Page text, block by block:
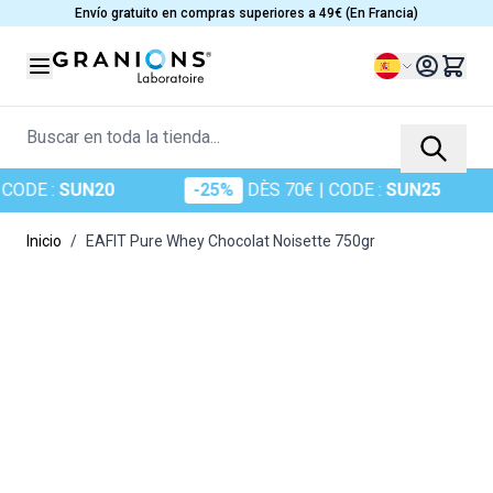
Ir al contenidoEnvío gratuito en compras superiores a 49€ (En Francia)
Lenguaje
Buscar en toda la tienda...
SUN20 DÈS 70€| CODE :SUN25
Inicio / EAFIT Pure Whey Chocolat Noisette 750gr